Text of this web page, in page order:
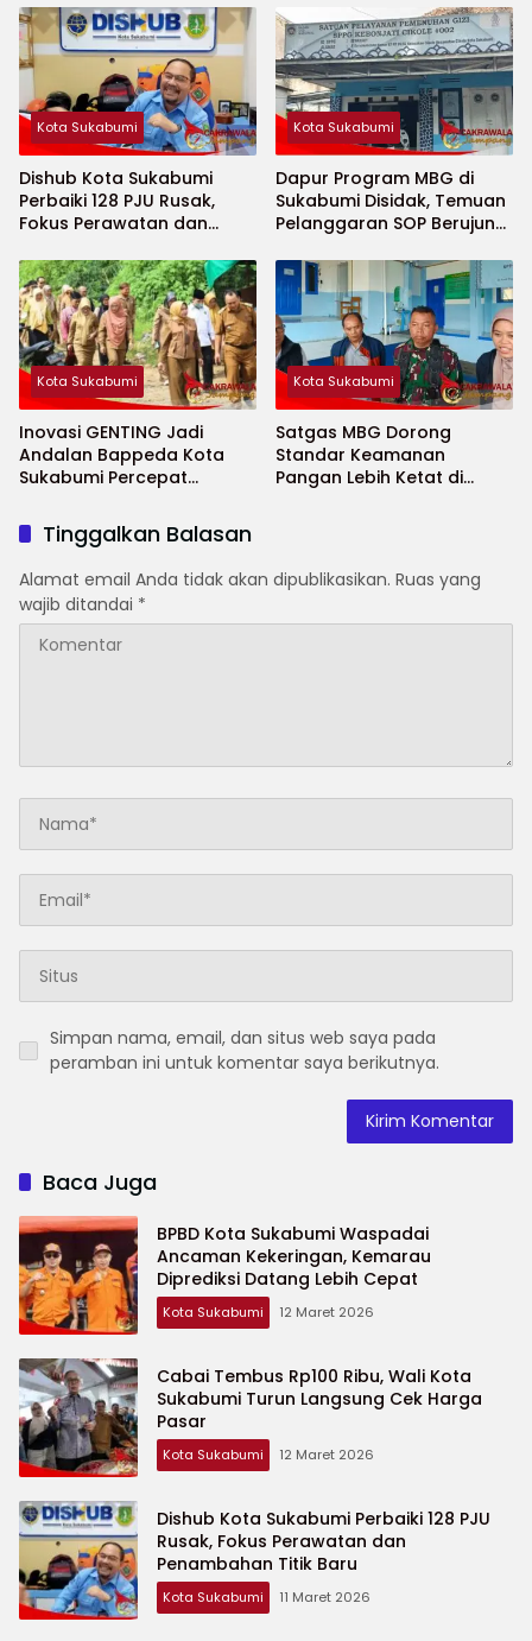
Cepat
Kota Sukabumi
Dishub Kota Sukabumi
Perbaiki 128 PJU Rusak,
Fokus Perawatan dan
Kota Sukabumi
Dapur Program MBG di
Sukabumi Disidak, Temuan
Pelanggaran SOP Berujung
Kota Sukabumi
Inovasi GENTING Jadi
Andalan Bappeda Kota
Sukabumi Percepat
Kota Sukabumi
Satgas MBG Dorong
Standar Keamanan
Pangan Lebih Ketat di
Tinggalkan Balasan
Alamat email Anda tidak akan dipublikasikan. Ruas yang
wajib ditandai *
Simpan nama, email, dan situs web saya pada
peramban ini untuk komentar saya berikutnya.
Baca Juga
BPBD Kota Sukabumi Waspadai
Ancaman Kekeringan, Kemarau
Diprediksi Datang Lebih Cepat
Kota Sukabumi 12 Maret 2026
Cabai Tembus Rp100 Ribu, Wali Kota
Sukabumi Turun Langsung Cek Harga
Pasar
Kota Sukabumi 12 Maret 2026
Dishub Kota Sukabumi Perbaiki 128 PJU
Rusak, Fokus Perawatan dan
Penambahan Titik Baru
Kota Sukabumi 11 Maret 2026